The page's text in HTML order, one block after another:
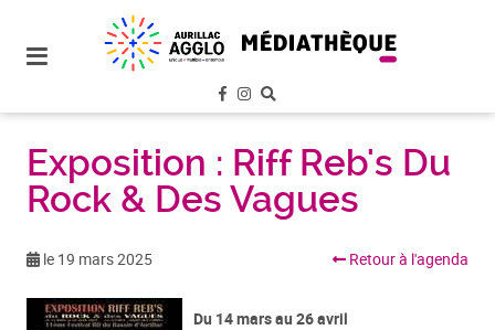
site
aller au
contenu
Exposition : Riff Reb's Du
Rock & Des Vagues
le 19 mars 2025 Retour à l'agenda
Du 14 mars au 26 avril